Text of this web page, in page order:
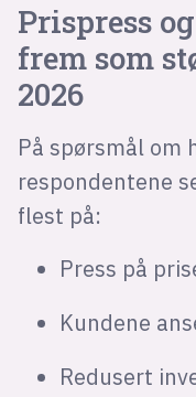
Prispress
frem som
2026
På spørsmål om
respondentene
flest på:
Press på
Kundene
Redusert